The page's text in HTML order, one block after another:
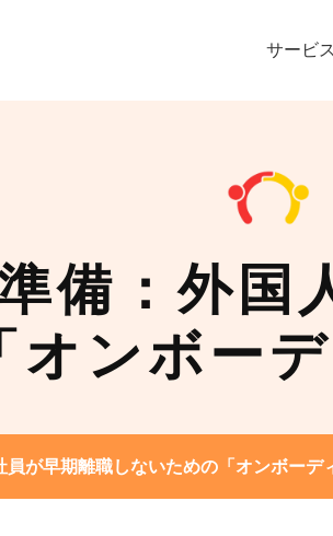
サービ
備：外国
オンボー
が早期離職しないための「オンボーデ